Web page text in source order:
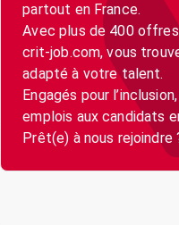
partout en France.
Avec plus de 400
crit-job.com, vous
adapté à votre talent.
Engagés pour
emplois aux candidats